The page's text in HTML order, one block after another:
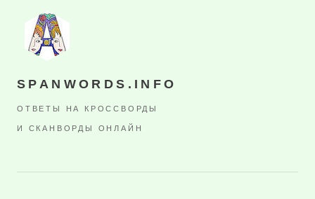
SPANWORDS.INFO
ОТВЕТЫ НА КРОССВОРДЫ
И СКАНВОРДЫ ОНЛАЙН